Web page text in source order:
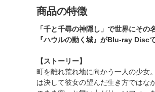
商品の特徴
「千と千尋の神隠し」で世界にそ
『ハウルの動く城』がBlu-ray Disc
【ストーリー】
町を離れ荒れ地に向かう一人の少女
は決して彼女の望んだ生き方ではな